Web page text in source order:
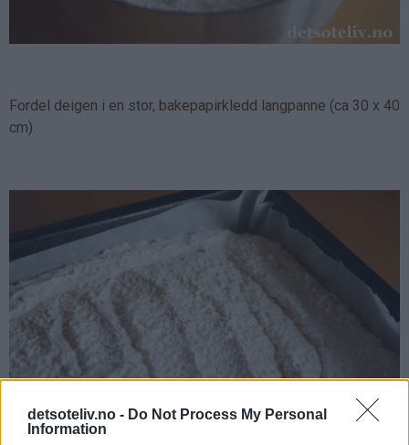
detsoteliv.no - Do Not Process My Personal
Information
Fordel deigen i en stor, bakepapirkledd langpanne (ca 30 x 40
cm).